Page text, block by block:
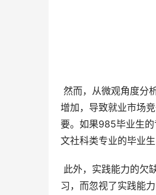
增加，导致就业市场
要。如果985毕业生
文社科类专业的毕业
习，而忽视了实践能